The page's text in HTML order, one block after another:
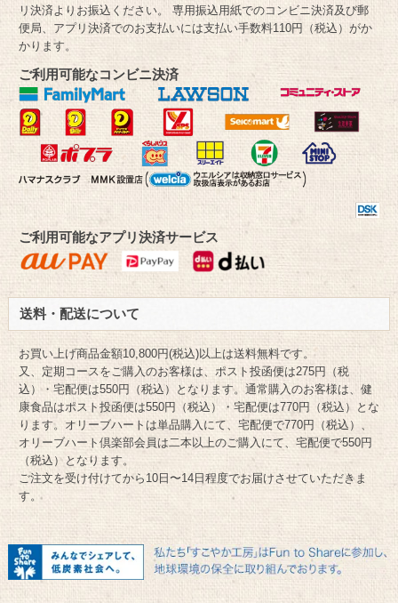
リ決済よりお振込ください。 専用振込用紙でのコンビニ決済及び郵
便局、アプリ決済でのお支払いには支払い手数料110円（税込）がか
かります。
ご利用可能なコンビニ決済
ご利用可能なアプリ決済サービス
送料・配送について
お買い上げ商品金額10,800円(税込)以上は送料無料です。
又、定期コースをご購入のお客様は、ポスト投函便は275円（税
込）・宅配便は550円（税込）となります。通常購入のお客様は、健
康食品はポスト投函便は550円（税込）・宅配便は770円（税込）とな
ります。オリーブハートは単品購入にて、宅配便で770円（税込）、
オリーブハート倶楽部会員は二本以上のご購入にて、宅配便で550円
（税込）となります。
ご注文を受け付けてから10日〜14日程度でお届けさせていただきま
す。